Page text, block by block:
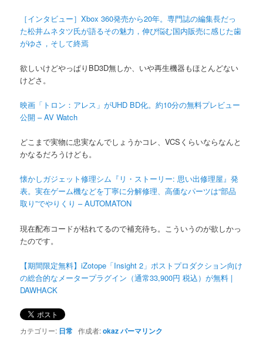
［インタビュー］Xbox 360発売から20年。専門誌の編集長だっ
た松井ムネタツ氏が語るその魅力，伸び悩む国内販売に感じた歯
がゆさ，そして終焉
欲しいけどやっぱりBD3D無しか、いや再生機器もほとんどない
けどさ。
映画「トロン：アレス」がUHD BD化。約10分の無料プレビュー
公開 – AV Watch
どこまで実物に忠実なんでしょうかコレ、VCSくらいならなんと
かなるだろうけども。
懐かしガジェット修理シム『リ・ストーリー: 思い出修理屋』発
表。実在ゲーム機などを丁寧に分解修理、高価なパーツは“部品
取り”でやりくり – AUTOMATON
現在配布コードが枯れてるので補充待ち。こういうのが欲しかっ
たのです。
【期間限定無料】iZotope「Insight 2」ポストプロダクション向け
の総合的なメータープラグイン（通常33,900円 税込）が無料 |
DAWHACK
カテゴリー: 日常 作成者:okazパーマリンク